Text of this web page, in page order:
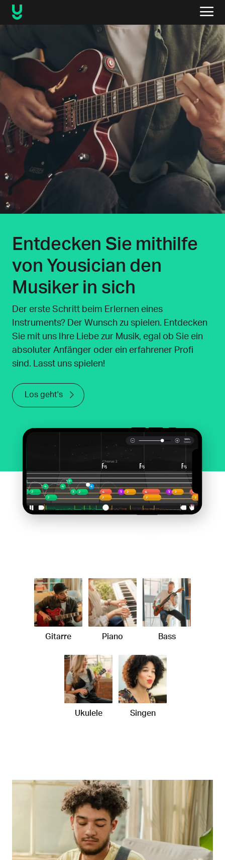
Entdecken Sie mithilfe
von Yousician den
Musiker in sich
Der erste Schritt beim Erlernen eines
Instruments? Der Wunsch zu spielen. Entdecken
Sie mit uns Ihre Liebe zur Musik, egal ob Sie ein
absoluter Anfänger oder ein erfahrener Profi
sind. Lasst uns spielen!
Los geht's
Gitarre Piano Bass
Ukulele Singen